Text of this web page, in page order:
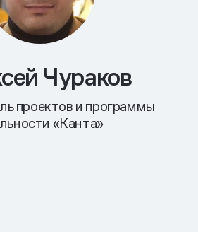
Чураков
проектов и программы
«Канта»